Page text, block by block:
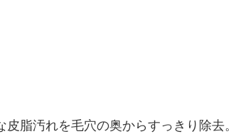
脂汚れを毛穴の奥からすっきり除去。